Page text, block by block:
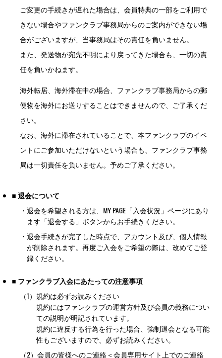
ご変更の手続きが遅れた場合は、会員特典の一部をご利用で
きない場合やファンクラブ事務局からのご案内ができない場
合がございますが、当事務局はその責任を負いません。
また、発送物が宛先不明により戻ってきた場合も、一切の責
任を負いかねます。
海外転居、海外滞在中の場合、ファンクラブ事務局からの郵
便物を海外にお送りすることはできませんので、ご了承くだ
さい。
なお、海外に滞在されていることで、本ファンクラブのイベ
ントにご参加いただけないという場合も、ファンクラブ事務
局は一切責任を負いません。予めご了承ください。
■ 退会について
・ 退会を希望される方は、MY PAGE「入会状況」ページにあり
ます「退会する」ボタンからお手続きください。
・ 退会手続きが完了した時点で、アカウント及び、個人情報
が削除されます。再度ご入会をご希望の際は、改めてご登
録ください。
■ ファンクラブ入会にあたっての注意事項
（1） 規約は必ずお読みください
規約にはファンクラブの運営方針及び会員の義務につい
ての説明が明記されています。
規約に違反する行為を行った場合、強制退会となる可能
性もございますので、必ずお読みください。
（2） 会員の皆様へのご連絡＜会員専用サイト上でのご連絡